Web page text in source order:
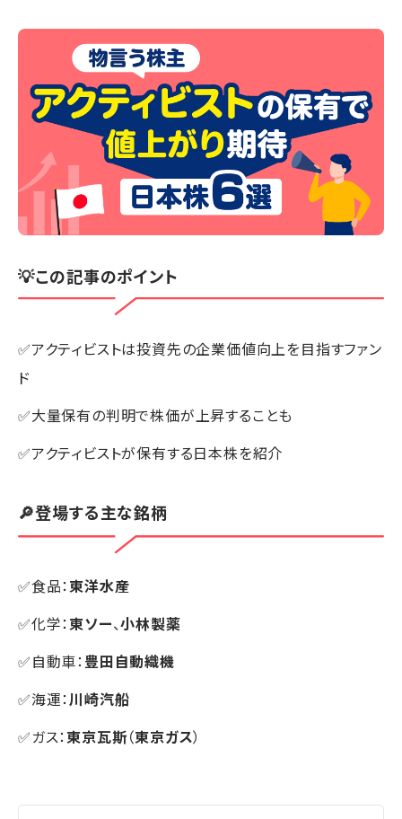
💡この記事のポイント
✅アクティビストは投資先の企業価値向上を目指すファン
ド
✅大量保有の判明で株価が上昇することも
✅アクティビストが保有する日本株を紹介
🔎登場する主な銘柄
✅食品：東洋水産
✅化学：東ソー、小林製薬
✅自動車：豊田自動織機
✅海運：川崎汽船
✅ガス：東京瓦斯（東京ガス）